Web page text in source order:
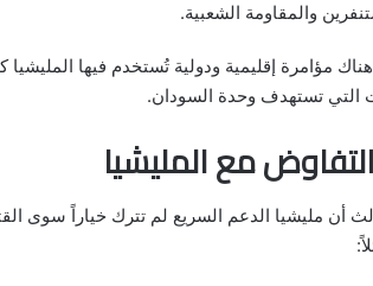
والمقاومة الشعبية.
مؤامرة إقليمية ودولية تُستخدم فيها
التي تستهدف وحدة السودان.
مع المليشيا
أن مليشيا الدعم السريع لم تترك خياراً سوى